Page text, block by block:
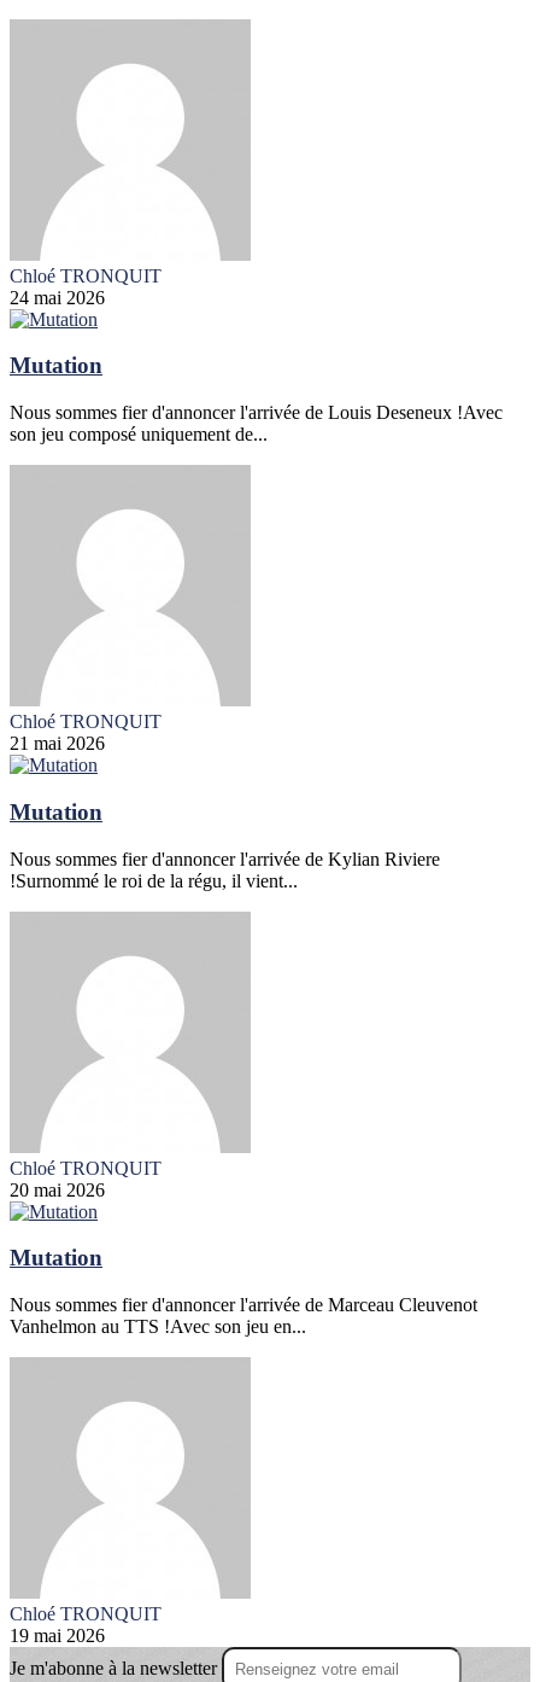
Chloé TRONQUIT
24 mai 2026
Mutation
Nous sommes fier d'annoncer l'arrivée de Louis Deseneux !Avec
son jeu composé uniquement de...
Chloé TRONQUIT
21 mai 2026
Mutation
Nous sommes fier d'annoncer l'arrivée de Kylian Riviere
!Surnommé le roi de la régu, il vient...
Chloé TRONQUIT
20 mai 2026
Mutation
Nous sommes fier d'annoncer l'arrivée de Marceau Cleuvenot
Vanhelmon au TTS !Avec son jeu en...
Chloé TRONQUIT
19 mai 2026
Je m'abonne à la newsletter